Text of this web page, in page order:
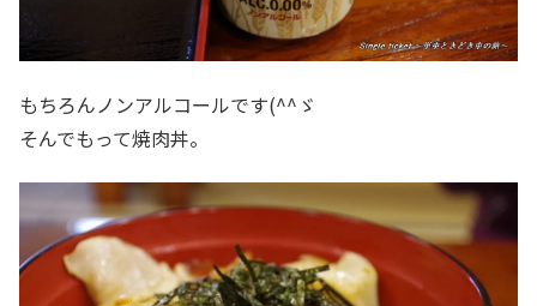
もちろんノンアルコールです(^^ゞ
そんでもって焼肉丼。